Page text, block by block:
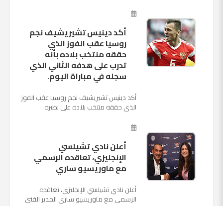
بينهما حاليا على م...
أكد دينيس تشيريشيف نجم
روسيا عقب الفوز الذي
حققه منتخب بلاده بأنه
تدرب على هدفه الثاني الذي
سجله في مباراة اليوم.
أكد دينيس تشيريشيف نجم روسيا عقب الفوز
الذي حققه منتخب بلاده على نظيره
كأس العالم بأنه تدرب على هد...
أعلن نادي تشيلسي
الإنجليزي، تعاقده الرسمي
مع ماوريسيو ساري
أعلن نادي تشيلسي الإنجليزي، تعاقده
الرسمي مع ماوريسيو ساري المدير الفني